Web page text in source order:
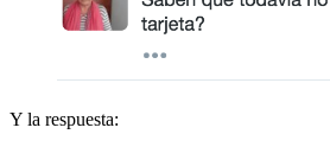
Y la respuesta: